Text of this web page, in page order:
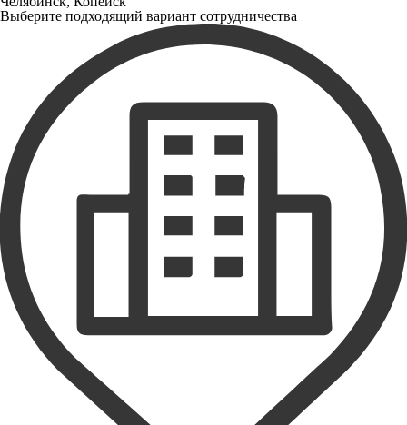
Выберите подходящий вариант сотрудничества